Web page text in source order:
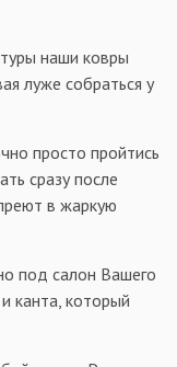
наши ковры
луже собраться у
просто пройтись
сразу после
в жаркую
под салон Вашего
канта, который